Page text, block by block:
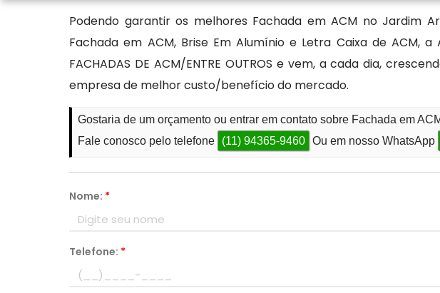
Podendo garantir os melhores Fachada em ACM no Jardim
Fachada em ACM, Brise Em Alumínio e Letra Caixa de ACM,
FACHADAS DE ACM/ENTRE OUTROS e vem, a cada dia,
empresa de melhor custo/benefício do mercado.
Gostaria de um orçamento ou entrar em contato sobre Fachada em
Fale conosco pelo telefone
(11) 94365-9460 Ou em nosso WhatsApp
Nome: *
Telefone: *